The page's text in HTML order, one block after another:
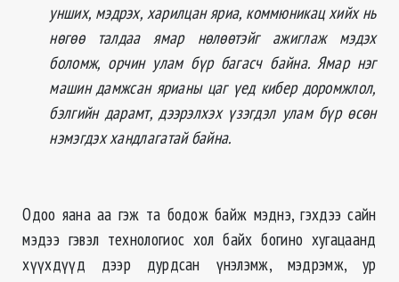
унших, мэдрэх, харилцан яриа, коммюникац хийх нь
нөгөө талдаа ямар нөлөөтэйг ажиглаж мэдэх
боломж, орчин улам бүр багасч байна. Ямар нэг
машин дамжсан ярианы цаг үед кибер доромжлол,
бэлгийн дарамт, дээрэлхэх үзэгдэл улам бүр өсөн
нэмэгдэх хандлагатай байна.
Одоо яана аа гэж та бодож байж мэднэ, гэхдээ сайн
мэдээ гэвэл технологиос хол байх богино хугацаанд
хүүхдүүд дээр дурдсан үнэлэмж, мэдрэмж, ур